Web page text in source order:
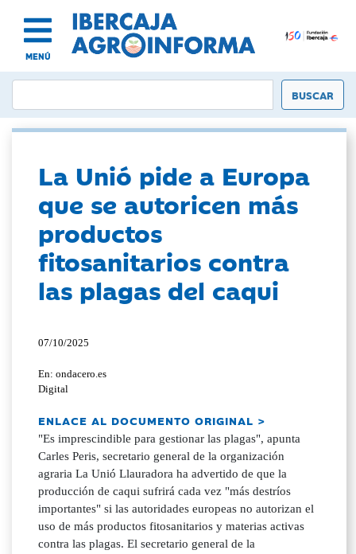
MENÚ
La Unió pide a Europa
que se autoricen más
productos
fitosanitarios contra
las plagas del caqui
07/10/2025
En: ondacero.es
Digital
ENLACE AL DOCUMENTO ORIGINAL >
"Es imprescindible para gestionar las plagas", apunta
Carles Peris, secretario general de la organización
agraria La Unió Llauradora ha advertido de que la
producción de caqui sufrirá cada vez "más destríos
importantes" si las autoridades europeas no autorizan el
uso de más productos fitosanitarios y materias activas
contra las plagas. El secretario general de la